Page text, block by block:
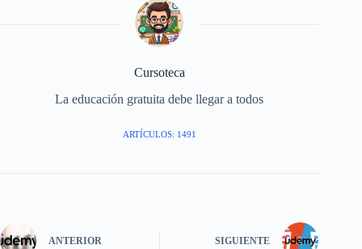
Cursoteca
La educación gratuita debe llegar a todos
ARTÍCULOS: 1491
ANTERIOR SIGUIENTE